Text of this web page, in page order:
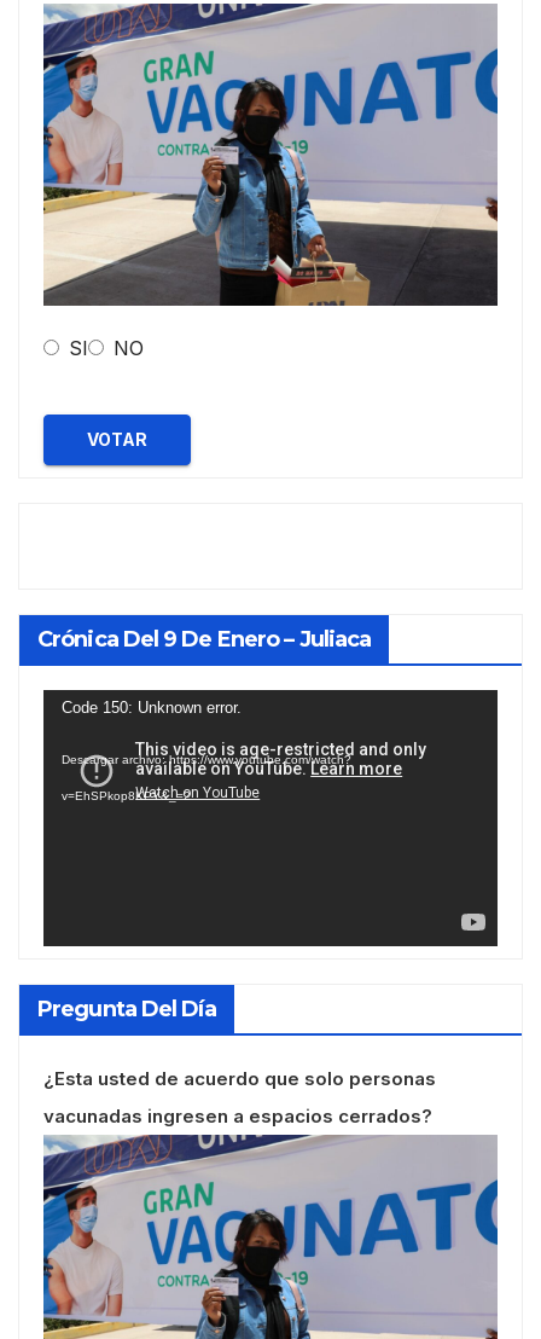
SI NO
VOTAR
Crónica Del 9 De Enero – Juliaca
Reproductor
vídeo
Code 150: Unknown error.
Descargar archivo: https://www.youtube.com/watch?
v=EhSPkop8KPY&_=2
Pregunta Del Día
¿Esta usted de acuerdo que solo personas
vacunadas ingresen a espacios cerrados?